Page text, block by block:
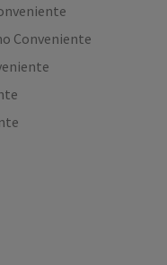
Conveniente